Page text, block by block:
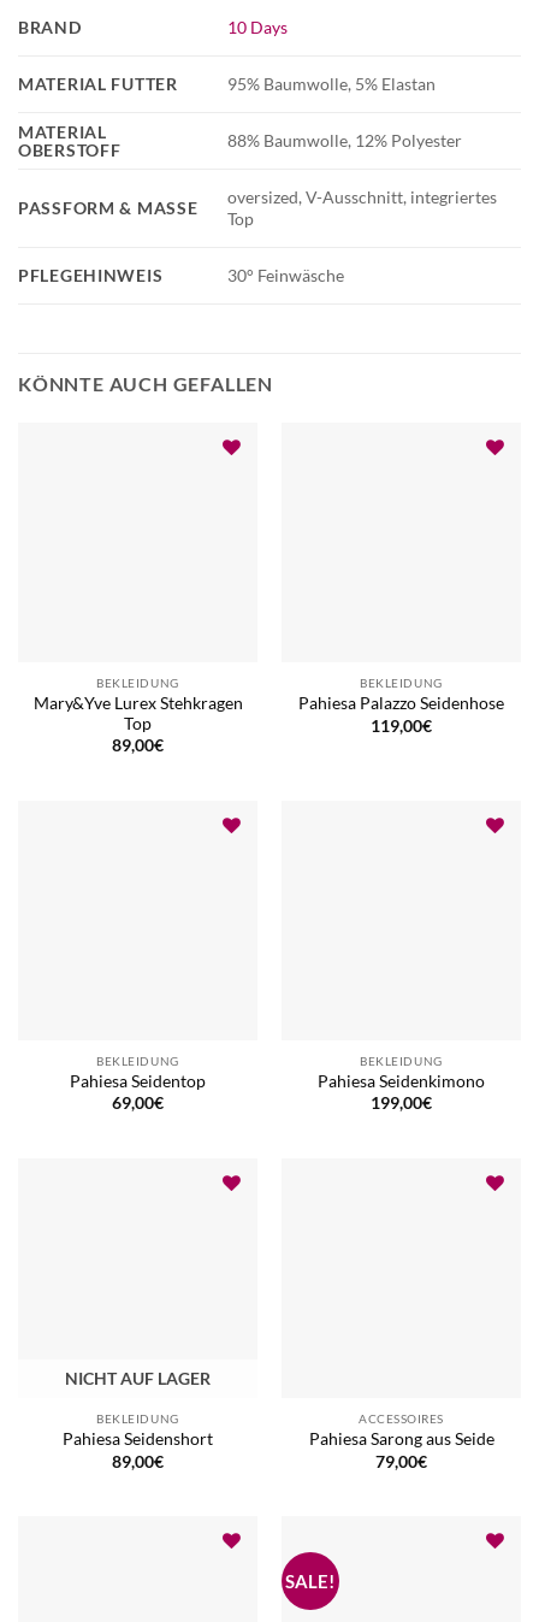
PFLEGEHINWEIS 30° Feinwäsche
BRAND 10 Days
MATERIAL FUTTER 95% Baumwolle, 5% Elastan
MATERIAL
OBERSTOFF
88% Baumwolle, 12% Polyester
PASSFORM & MASSE
oversized, V-Ausschnitt, integriertes
Top
KÖNNTE AUCH GEFALLEN
BEKLEIDUNG
Mary&Yve Lurex Stehkragen
Top
89,00€
BEKLEIDUNG
Pahiesa Palazzo Seidenhose
119,00€
BEKLEIDUNG
Pahiesa Seidentop
69,00€
BEKLEIDUNG
Pahiesa Seidenkimono
199,00€
NICHT AUF LAGER
BEKLEIDUNG
Pahiesa Seidenshort
89,00€
ACCESSOIRES
Pahiesa Sarong aus Seide
79,00€